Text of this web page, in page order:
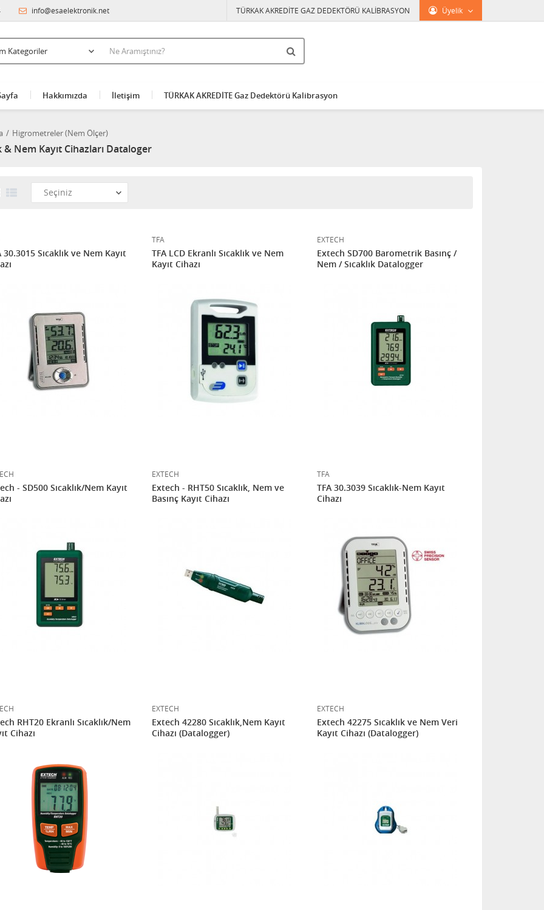
info@esaelektronik.net Üyelik
TÜRKAK AKREDİTE GAZ DEDEKTÖRÜ KALİBRASYON
Hakkımızda İletişim TÜRKAK AKREDİTE Gaz Dedektörü Kalibrasyon
Higrometreler (Nem Ölçer)
& Nem Kayıt Cihazları Dataloger
30.3015 Sıcaklık ve Nem Kayıt
TFA
TFA LCD Ekranlı Sıcaklık ve Nem
Kayıt Cihazı
EXTECH
Extech SD700 Barometrik Basınç /
Nem / Sıcaklık Datalogger
- SD500 Sıcaklık/Nem Kayıt
EXTECH
Extech - RHT50 Sıcaklık, Nem ve
Basınç Kayıt Cihazı
TFA
TFA 30.3039 Sıcaklık-Nem Kayıt
Cihazı
RHT20 Ekranlı Sıcaklık/Nem
Cihazı
EXTECH
Extech 42280 Sıcaklık,Nem Kayıt
Cihazı (Datalogger)
EXTECH
Extech 42275 Sıcaklık ve Nem Veri
Kayıt Cihazı (Datalogger)